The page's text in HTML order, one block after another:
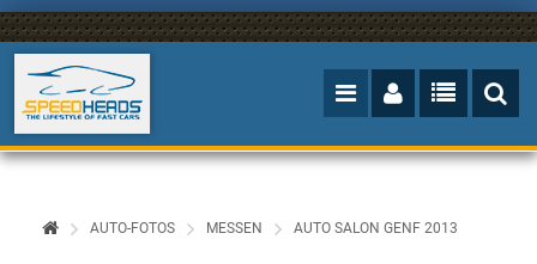
AUTO-FOTOS MESSEN AUTO SALON GENF 2013